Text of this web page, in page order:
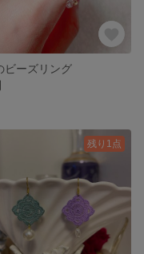
ビーズリング
残り1点